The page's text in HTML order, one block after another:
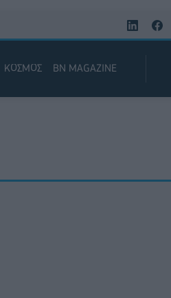
ΚΟΣΜΟΣ BN MAGAZINE